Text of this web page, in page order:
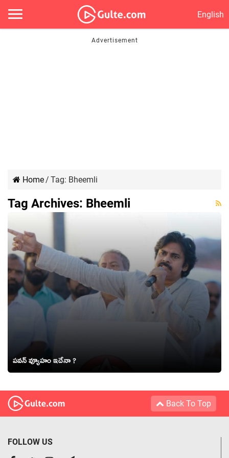
English
Home/ Tag: Bheemli
Tag Archives: Bheemli
పవన్ వ్యూహం ఇదేనా ?
Back To Top
FOLLOW US